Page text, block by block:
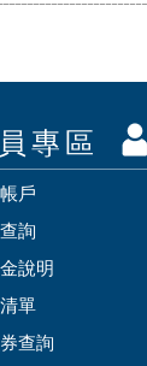
專區
戶
詢
說明
單
查詢